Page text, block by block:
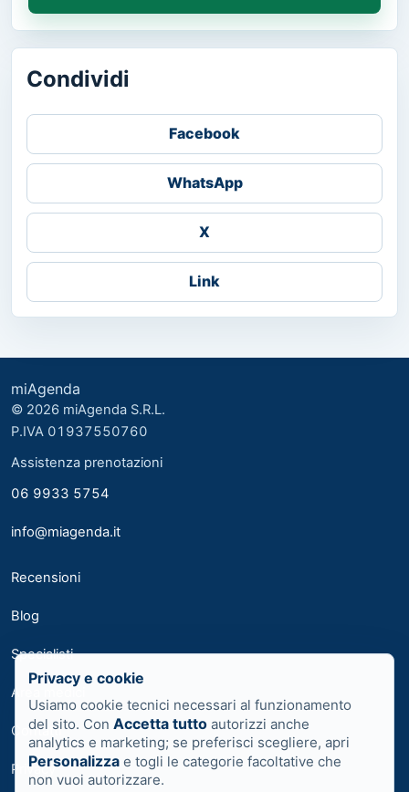
Condividi
Facebook
WhatsApp
X
Link
miAgenda
© 2026 miAgenda S.R.L.
P.IVA 01937550760
Assistenza prenotazioni
06 9933 5754
info@miagenda.it
Recensioni
Blog
Specialisti
Area medici
Contatti
Privacy
Privacy e cookie
Usiamo cookie tecnici necessari al funzionamento
del sito. Con Accetta tutto autorizzi anche
analytics e marketing; se preferisci scegliere, apri
Personalizza e togli le categorie facoltative che
non vuoi autorizzare.